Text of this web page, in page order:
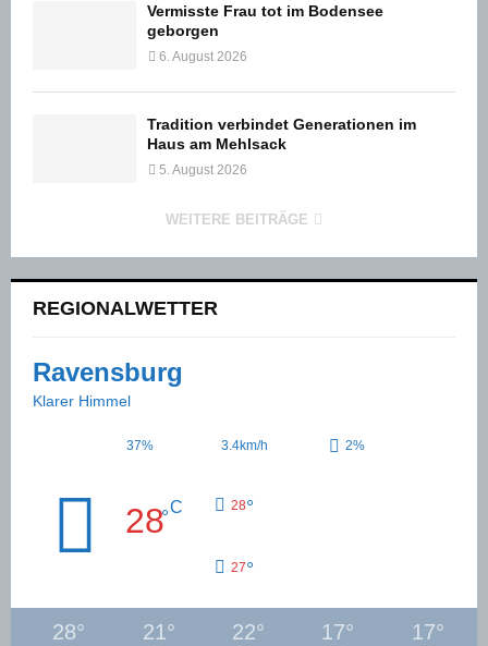
Vermisste Frau tot im Bodensee
geborgen
6. August 2026
Tradition verbindet Generationen im
Haus am Mehlsack
5. August 2026
WEITERE BEITRÄGE
REGIONALWETTER
Ravensburg
Klarer Himmel
37% 3.4km/h 2%
28°C 28°
27°
28° 21° 22° 17° 17°